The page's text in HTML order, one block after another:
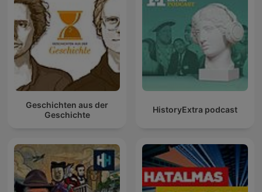
Geschichten aus der
Geschichte
HistoryExtra podcast